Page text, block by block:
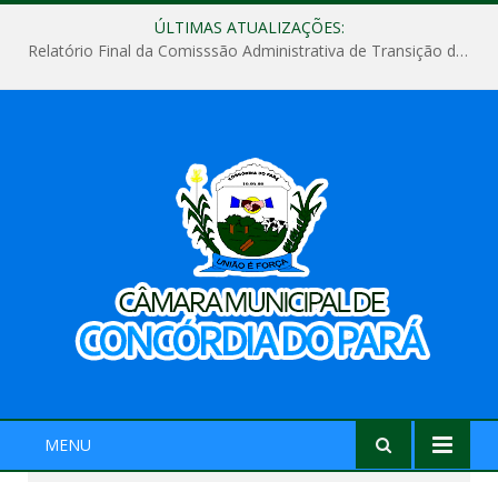
ÚLTIMAS ATUALIZAÇÕES:
Relatório Final da Comisssão Administrativa de Transição de Mandato do Poder Legislativo do Município de Concórdia do Pará
MENU